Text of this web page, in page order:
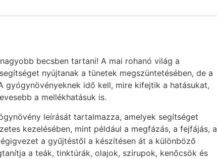
becsben tartani! A mai rohanó világ a
nyújtanak a tünetek megszüntetésében, de a
idő kell, mire kifejtik a hatásukat,
a mellékhatásuk is.
leírását tartalmazza, amelyek segítséget
kezelésében, mint például a megfázás, a fejfájás, a
a gyűjtéstől a készítésen át a különböző
a teák, tinktúrák, olajok, szirupok, kenőcsök és